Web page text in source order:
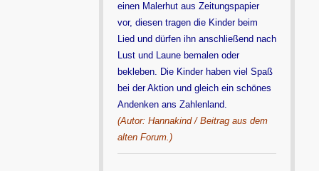
einen Malerhut aus Zeitungspapier
vor, diesen tragen die Kinder beim
Lied und dürfen ihn anschließend nach
Lust und Laune bemalen oder
bekleben. Die Kinder haben viel Spaß
bei der Aktion und gleich ein schönes
Andenken ans Zahlenland.
(Autor: Hannakind / Beitrag aus dem
alten Forum.)